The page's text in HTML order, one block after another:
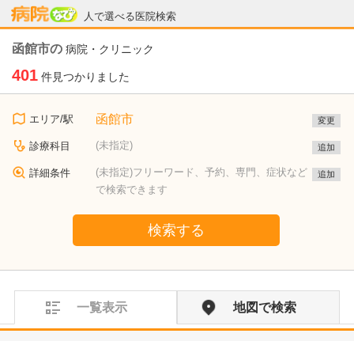
人で選べる医院検索
病院なび
函館市の 病院・クリニック
401 件見つかりました
エリア/駅 函館市 変更
診療科目 (未指定) 追加
詳細条件
(未指定)フリーワード、予約、専門、症状など
で検索できます
追加
検索する
一覧表示 地図で検索